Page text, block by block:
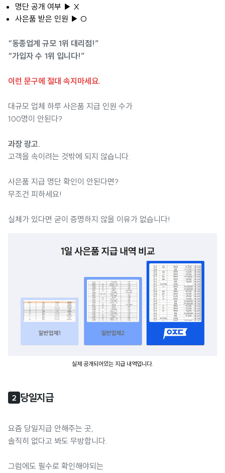
명단 공개 여부 ▶ X
사은품 받은 인원 ▶ O
“동종업계 규모 1위 대리점!”
“가입자 수 1위 입니다!”
이런 문구에 절대 속지마세요.
대규모 업체 하루 사은품 지급 인원 수가
100명이 안된다?
과장 광고.
고객을 속이려는 것밖에 되지 않습니다.
사은품 지급 명단 확인이 안된다면?
무조건 피하세요!
실체가 있다면 굳이 증명하지 않을 이유가 없습니다!
실제 공개되어있는 지급 내역입니다.
2 당일지급
요즘 당일지급 안해주는 곳,
솔직히 없다고 봐도 무방합니다.
그럼에도 필수로 확인해야되는